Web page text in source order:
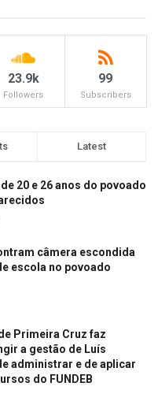
23.9k
Followers
99
Subscribers
Latest
20 e 26 anos do povoado
câmera escondida
escola no povoado
Primeira Cruz faz
a gestão de Luís
administrar e de aplicar
do FUNDEB